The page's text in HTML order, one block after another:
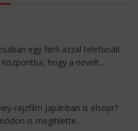
egy férfi azzal telefonált
hogy a nevelt...
rajzfilm Japánban is elsöpr?
is megihlette...